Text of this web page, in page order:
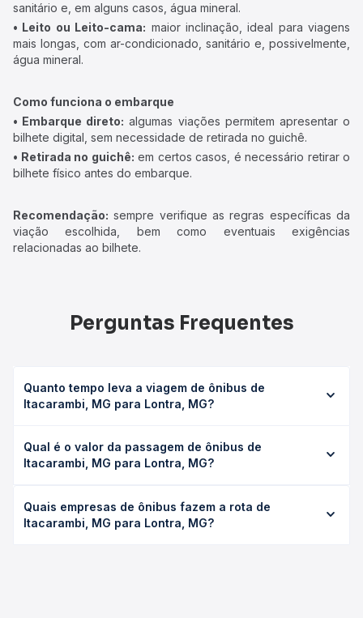
sanitário e, em alguns casos, água mineral.
• Leito ou Leito-cama: maior inclinação, ideal para viagens
mais longas, com ar-condicionado, sanitário e, possivelmente,
água mineral.
Como funciona o embarque
• Embarque direto: algumas viações permitem apresentar o
bilhete digital, sem necessidade de retirada no guichê.
• Retirada no guichê: em certos casos, é necessário retirar o
bilhete físico antes do embarque.
Recomendação: sempre verifique as regras específicas da
viação escolhida, bem como eventuais exigências
relacionadas ao bilhete.
Perguntas Frequentes
Quanto tempo leva a viagem de ônibus de
Itacarambi, MG para Lontra, MG?
leva em média 2h 40min, podendo variar conforme a
viação, o tipo de serviço (convencional, executivo ou
exata de cada opção na data desejada.
Qual é o valor da passagem de ônibus de
Itacarambi, MG para Lontra, MG?
Lontra, MG custa em média R$ 50,00 e varia conforme a
data da viagem, a empresa, o tipo de poltrona e a
Quais empresas de ônibus fazem a rota de
Itacarambi, MG para Lontra, MG?